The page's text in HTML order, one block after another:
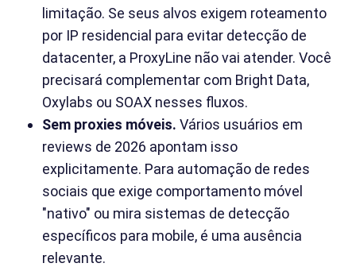
limitação. Se seus alvos exigem roteamento
por IP residencial para evitar detecção de
datacenter, a ProxyLine não vai atender. Você
precisará complementar com Bright Data,
Oxylabs ou SOAX nesses fluxos.
Sem proxies móveis. Vários usuários em
reviews de 2026 apontam isso
explicitamente. Para automação de redes
sociais que exige comportamento móvel
"nativo" ou mira sistemas de detecção
específicos para mobile, é uma ausência
relevante.